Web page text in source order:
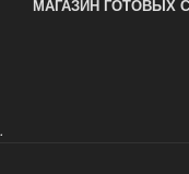
МАГАЗИН ГОТОВЫХ
.